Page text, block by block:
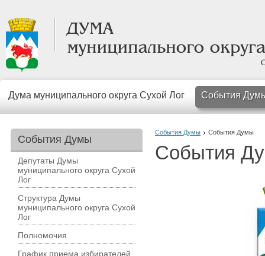
Дума муниципального округа Сухой Лог События
События Думы События Думы
События
События Думы
Депутаты Думы
муниципального округа Сухой
Лог
Структура Думы
муниципального округа Сухой
Лог
Полномочия
График приема избирателей